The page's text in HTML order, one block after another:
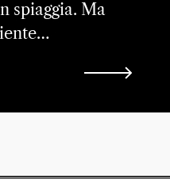
spiaggia. Ma